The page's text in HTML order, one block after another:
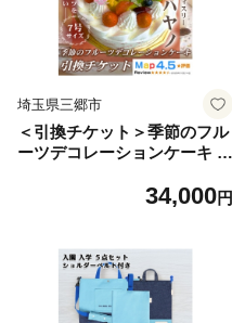
埼玉県三郷市
＜引換チケット＞季節のフル
ーツデコレーションケーキ 7
34,000円